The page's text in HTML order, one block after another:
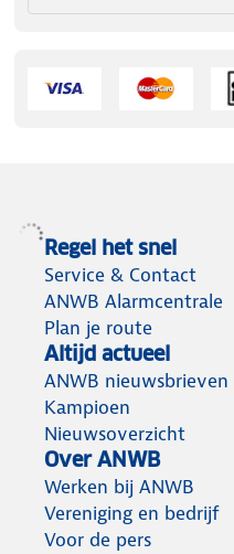
Regel het snel
Service & Contact
ANWB Alarmcentrale
Plan je route
Altijd actueel
ANWB nieuwsbrieven
Kampioen
Nieuwsoverzicht
Over ANWB
Werken bij ANWB
Vereniging en bedrijf
Voor de pers